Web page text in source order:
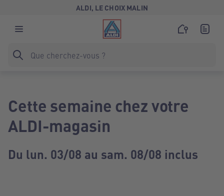
ALDI, LE CHOIX MALIN
Cette semaine chez votre
ALDI-magasin
Du lun. 03/08 au sam. 08/08 inclus